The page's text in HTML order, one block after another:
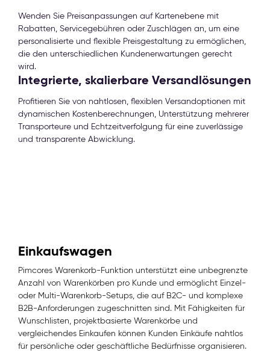
Wenden Sie Preisanpassungen auf Kartenebene mit
Rabatten, Servicegebühren oder Zuschlägen an, um eine
personalisierte und flexible Preisgestaltung zu ermöglichen,
die den unterschiedlichen Kundenerwartungen gerecht
wird.
Integrierte, skalierbare Versandlösungen
Profitieren Sie von nahtlosen, flexiblen Versandoptionen mit
dynamischen Kostenberechnungen, Unterstützung mehrerer
Transporteure und Echtzeitverfolgung für eine zuverlässige
und transparente Abwicklung.
Einkaufswagen
Pimcores Warenkorb-Funktion unterstützt eine unbegrenzte
Anzahl von Warenkörben pro Kunde und ermöglicht Einzel-
oder Multi-Warenkorb-Setups, die auf B2C- und komplexe
B2B-Anforderungen zugeschnitten sind. Mit Fähigkeiten für
Wunschlisten, projektbasierte Warenkörbe und
vergleichendes Einkaufen können Kunden Einkäufe nahtlos
für persönliche oder geschäftliche Bedürfnisse organisieren.